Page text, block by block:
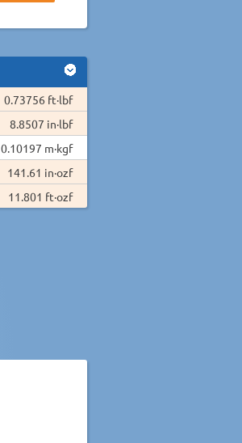
0.73756 ft·lbf
8.8507 in·lbf
0.10197 m·kgf
141.61 in·ozf
11.801 ft·ozf